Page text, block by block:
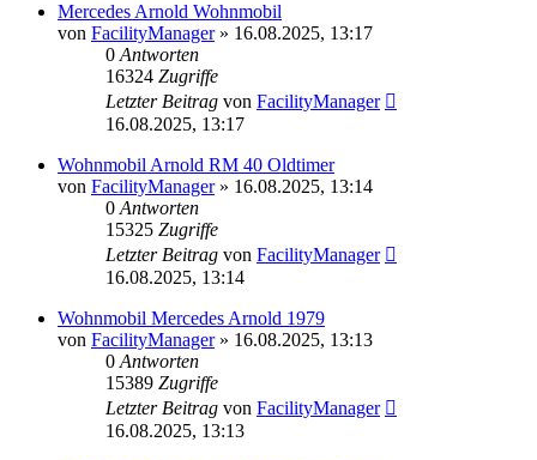
Mercedes Arnold Wohnmobil
von FacilityManager» 16.08.2025, 13:17
0Antworten
16324 Zugriffe
Letzter Beitrag von FacilityManager
16.08.2025, 13:17
Wohnmobil Arnold RM 40 Oldtimer
von FacilityManager» 16.08.2025, 13:14
0Antworten
15325 Zugriffe
Letzter Beitrag von FacilityManager
16.08.2025, 13:14
Wohnmobil Mercedes Arnold 1979
von FacilityManager» 16.08.2025, 13:13
0Antworten
15389 Zugriffe
Letzter Beitrag von FacilityManager
16.08.2025, 13:13